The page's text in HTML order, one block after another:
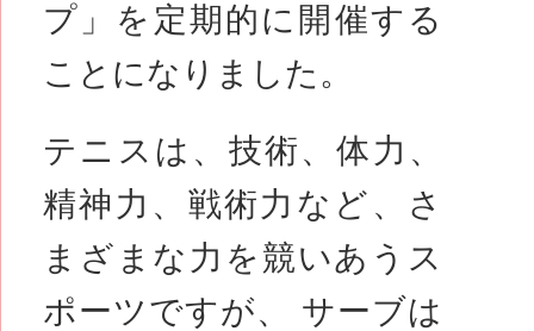
プ」を定期的に開催する
ことになりました。
テニスは、技術、体力、
精神力、戦術力など、さ
まざまな力を競いあうス
ポーツですが、 サーブは